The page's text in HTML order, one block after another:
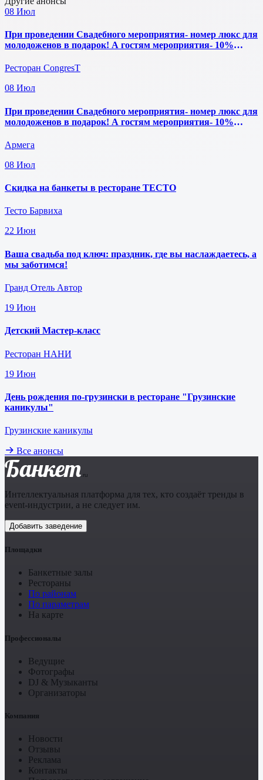
08 Июл
При проведении Свадебного мероприятия- номер люкс для
молодоженов в подарок! А гостям мероприятия- 10%
Ресторан CongresT
08 Июл
При проведении Свадебного мероприятия- номер люкс для
молодоженов в подарок! А гостям мероприятия- 10%
Армега
08 Июл
Скидка на банкеты в ресторане ТЕСТО
Тесто Барвиха
22 Июн
Ваша свадьба под ключ: праздник, где вы наслаждаетесь, а
мы заботимся!
Гранд Отель Автор
19 Июн
Детский Мастер-класс
Ресторан НАНИ
19 Июн
День рождения по-грузински в ресторане "Грузинские
каникулы"
Грузинские каникулы
Все анонсы
Банкет .ru
Интеллектуальная платформа для тех, кто создаёт тренды в
event-индустрии, а не следует им.
Добавить заведение
Площадки
Банкетные залы
Рестораны
По районам
По параметрам
На карте
Профессионалы
Ведущие
Фотографы
DJ & Музыканты
Организаторы
Компания
Новости
Отзывы
Реклама
Контакты